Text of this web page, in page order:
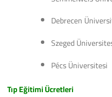
Debrecen
Szeged
Pécs Üniversitesi
Tıp Eğitimi Ücretleri